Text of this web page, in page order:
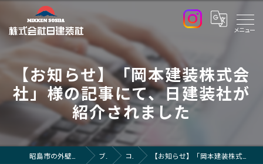
【お知らせ】「岡本建装株式会
社」様の記事にて、日建装社が
紹介されました
昭島市の外壁塗装なら株式会社日建装社 ブログ コラム 【お知らせ】「岡本建装株式会社」様の記事にて、日建装社が紹介されました